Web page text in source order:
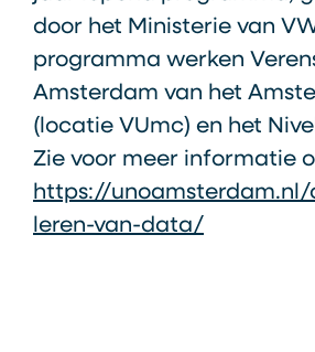
door het Ministerie van
programma werken
Amsterdam van het
(locatie VUmc) en het
Zie voor meer informatie
https://unoamsterdam.nl/
leren-van-data/